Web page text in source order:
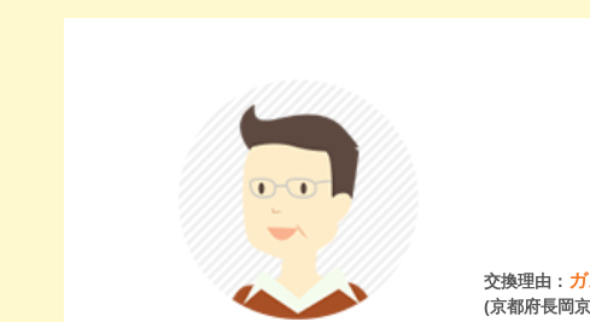
交換理由：
(京都府長岡